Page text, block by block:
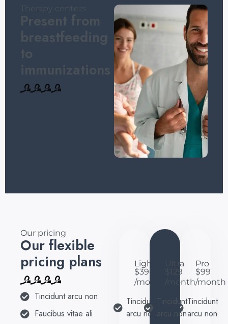
Present from
breastfeeding
immunizations
Our pricing
Our flexible
pricing plans
Tincidunt arcu non
Faucibus vitae ali
Light
$39
/month
Tincidunt
arcu non
Ultra
$129
/month
Tincidunt
arcu non
Pro
$99
/month
Tincidunt
arcu non